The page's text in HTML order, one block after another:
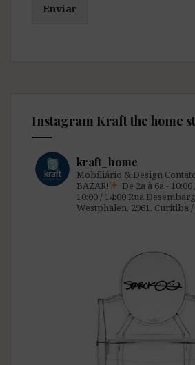
Enviar
Instagram Kraft the home
kraft_home
Mobiliário & Design
BAZAR!
De 2a à 6a - 10:00
10:00 / 14:00 Rua
Westphalen, 2961. Curitiba /